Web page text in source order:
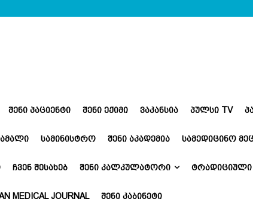
ᲨᲔᲜᲘ ᲞᲐᲪᲘᲔᲜᲢᲘ ᲨᲔᲜᲘ ᲔᲥᲘᲛᲘ ᲕᲐᲙᲐᲜᲡᲘᲐ ᲞᲣᲚᲡᲘ TV
ᲡᲐᲛᲘᲜᲘᲡᲢᲠᲝ ᲨᲔᲜᲘ ᲐᲙᲐᲓᲔᲛᲘᲐ ᲡᲐᲛᲔᲓᲘᲪᲘᲜᲝ
ᲩᲕᲔᲜ ᲨᲔᲡᲐᲮᲔᲑ ᲨᲔᲜᲘ ᲙᲐᲚᲙᲣᲚᲐᲢᲝᲠᲘ ᲢᲠᲐᲓᲘᲪᲘᲣᲚᲘ
MEDICAL JOURNAL ᲨᲔᲜᲘ ᲙᲐᲑᲘᲜᲔᲢᲘ